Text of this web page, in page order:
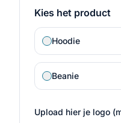
Kies het product
Hoodie
Beanie
Upload hier je logo